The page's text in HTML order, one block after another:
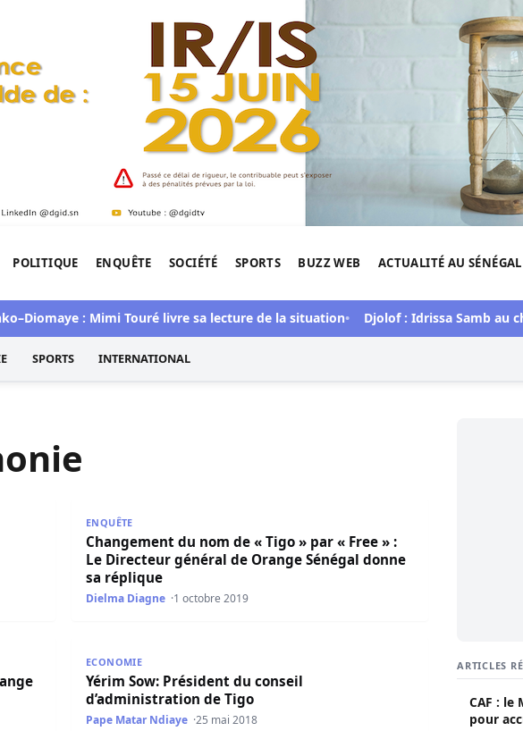
de l'Afrique.
POLITIQUE ENQUÊTE SOCIÉTÉ SPORTS BUZZ WEB ACTUALITÉ AU SÉNÉGAL
: Mimi Touré livre sa lecture de la situation Djolof : Idrissa Samb au
SPORTS INTERNATIONAL
ENQUÊTE
Changement du nom de « Tigo » par « Free » :
Le Directeur général de Orange Sénégal donne
sa réplique
Dielma Diagne 1 octobre 2019
ECONOMIE
Yérim Sow: Président du conseil
d’administration de Tigo
Pape Matar Ndiaye 25 mai 2018
ARTICLES
CAF : le
pour